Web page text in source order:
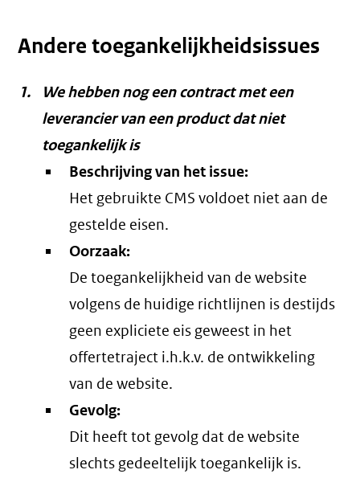
Andere toegankelijkheidsissues
We hebben nog een contract met een
leverancier van een product dat niet
toegankelijk is
Beschrijving van het issue:
Het gebruikte CMS voldoet niet aan de
gestelde eisen.
Oorzaak:
De toegankelijkheid van de website
volgens de huidige richtlijnen is destijds
geen expliciete eis geweest in het
offertetraject i.h.k.v. de ontwikkeling
van de website.
Gevolg:
Dit heeft tot gevolg dat de website
slechts gedeeltelijk toegankelijk is.